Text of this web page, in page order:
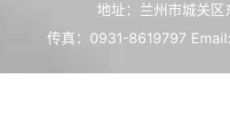
地址：兰州市城关区
传真：0931-8619797